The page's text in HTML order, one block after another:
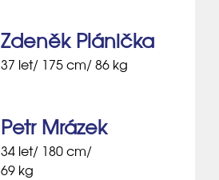
Zdeněk Plánička
37 let/ 175 cm/ 86 kg
Petr Mrázek
34 let/ 180 cm/
69 kg